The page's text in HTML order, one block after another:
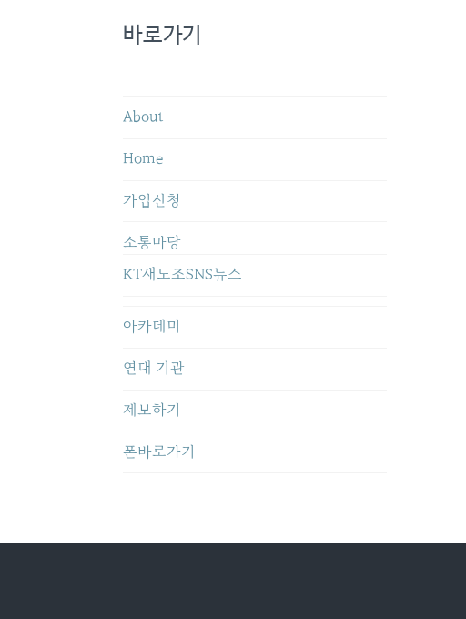
바로가기
About
Home
가입신청
소통마당
KT새노조SNS뉴스
아카데미
연대 기관
제보하기
폰바로가기